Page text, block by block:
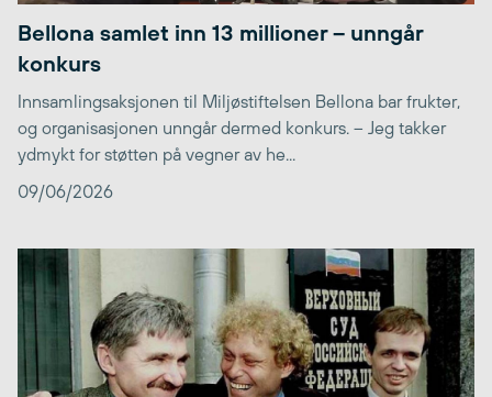
Bellona samlet inn 13 millioner – unngår
konkurs
Innsamlingsaksjonen til Miljøstiftelsen Bellona bar frukter,
og organisasjonen unngår dermed konkurs. – Jeg takker
ydmykt for støtten på vegner av he...
09/06/2026